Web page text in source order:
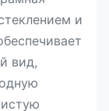
и
вид,